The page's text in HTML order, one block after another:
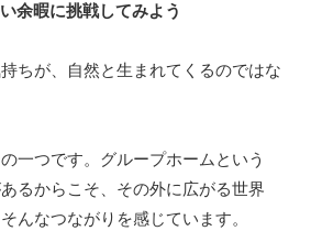
余暇に挑戦してみよう
ちが、自然と生まれてくるのではな
一つです。グループホームという
るからこそ、その外に広がる世界
んなつながりを感じています。